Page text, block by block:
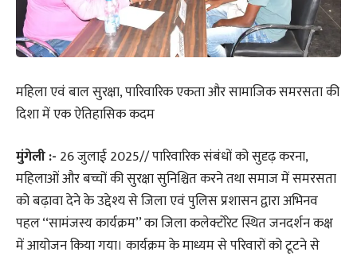
महिला एवं बाल सुरक्षा, पारिवारिक एकता और सामाजिक समरसता की
दिशा में एक ऐतिहासिक कदम
मुंगेली :- 26 जुलाई 2025// पारिवारिक संबंधों को सुदृढ़ करना,
महिलाओं और बच्चों की सुरक्षा सुनिश्चित करने तथा समाज में समरसता
को बढ़ावा देने के उद्देश्य से जिला एवं पुलिस प्रशासन द्वारा अभिनव
पहल ‘‘सामंजस्य कार्यक्रम’’ का जिला कलेक्टोरेट स्थित जनदर्शन कक्ष
में आयोजन किया गया। कार्यक्रम के माध्यम से परिवारों को टूटने से